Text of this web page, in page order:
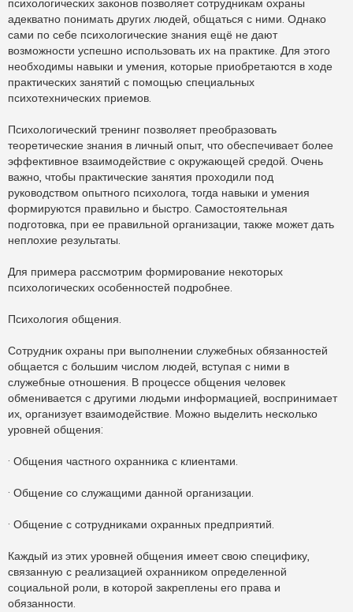
адекватно понимать других людей, общаться с ними. Однако
сами по себе психологические знания ещё не дают
возможности успешно использовать их на практике. Для этого
необходимы навыки и умения, которые приобретаются в ходе
практических занятий с помощью специальных
психотехнических приемов.
Психологический тренинг позволяет преобразовать
теоретические знания в личный опыт, что обеспечивает более
эффективное взаимодействие с окружающей средой. Очень
важно, чтобы практические занятия проходили под
руководством опытного психолога, тогда навыки и умения
формируются правильно и быстро. Самостоятельная
подготовка, при ее правильной организации, также может дать
неплохие результаты.
Для примера рассмотрим формирование некоторых
психологических особенностей подробнее.
Психология общения.
Сотрудник охраны при выполнении служебных обязанностей
общается с большим числом людей, вступая с ними в
служебные отношения. В процессе общения человек
обменивается с другими людьми информацией, воспринимает
их, организует взаимодействие. Можно выделить несколько
уровней общения:
· Общения частного охранника с клиентами.
· Общение со служащими данной организации.
· Общение с сотрудниками охранных предприятий.
Каждый из этих уровней общения имеет свою специфику,
связанную с реализацией охранником определенной
социальной роли, в которой закреплены его права и
обязанности.